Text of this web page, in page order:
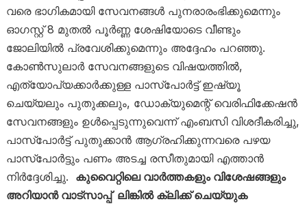
വരെ ഭാഗികമായി സേവനങ്ങൾ പുനരാരംഭിക്കുമെന്നും
ഓഗസ്റ്റ് 8 മുതൽ പൂർണ്ണ ശേഷിയോടെ വീണ്ടും
ജോലിയിൽ പ്രവേശിക്കുമെന്നും അദ്ദേഹം പറഞ്ഞു.
കോൺസുലാർ സേവനങ്ങളുടെ വിഷയത്തിൽ,
എത്യോപ്യക്കാർക്കുള്ള പാസ്‌പോർട്ട് ഇഷ്യൂ
ചെയ്യലും പുതുക്കലും, ഡോക്യുമെന്റ് വെരിഫിക്കേഷൻ
സേവനങ്ങളും ഉൾപ്പെടുന്നുവെന്ന് എംബസി വിശദീകരിച്ചു,
പാസ്‌പോർട്ട് പുതുക്കാൻ ആഗ്രഹിക്കുന്നവരെ പഴയ
പാസ്‌പോർട്ടും പണം അടച്ച രസീതുമായി എത്താൻ
നിർദ്ദേശിച്ചു. കുവൈറ്റിലെ വാർത്തകളും വിശേഷങ്ങളും
അറിയാൻ വാട്സാപ്പ് ലിങ്കിൽ ക്ലിക്ക് ചെയ്യുക